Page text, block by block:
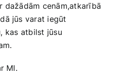
dažādām cenām,atkarībā
jūs varat iegūt
kas atbilst jūsu⁢
MI.